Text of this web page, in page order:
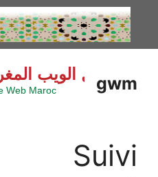
المحتوى
gwm
Suivi